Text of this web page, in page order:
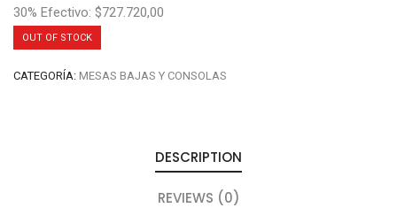
30% Efectivo: $727.720,00
OUT OF STOCK
CATEGORÍA: MESAS BAJAS Y CONSOLAS
DESCRIPTION
REVIEWS (0)